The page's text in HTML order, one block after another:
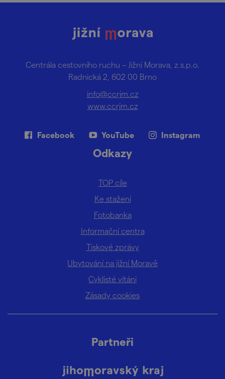
Centrála cestovního ruchu – Jižní Morava, z.s.p.o.
Radnická 2, 602 00 Brno
info@ccrjm.cz
www.ccrjm.cz
Facebook YouTube Instagram
Odkazy
TOP cíle
Ke stažení
Fotobanka
Informační centra
Tiskové zprávy
Ubytování na jižní Moravě
Cyklisté vítáni
Zásady cookies
Partneři